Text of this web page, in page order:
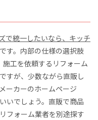
で統一したいなら、キッチ
です。内部の仕様の選択肢
工を依頼するリフォーム
すが、少数ながら直販し
ーカーのホームページ
いでしょう。直販で商品
フォーム業者を別途探す